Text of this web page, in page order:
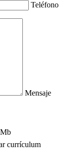
Teléfono
Mensaje
currículum